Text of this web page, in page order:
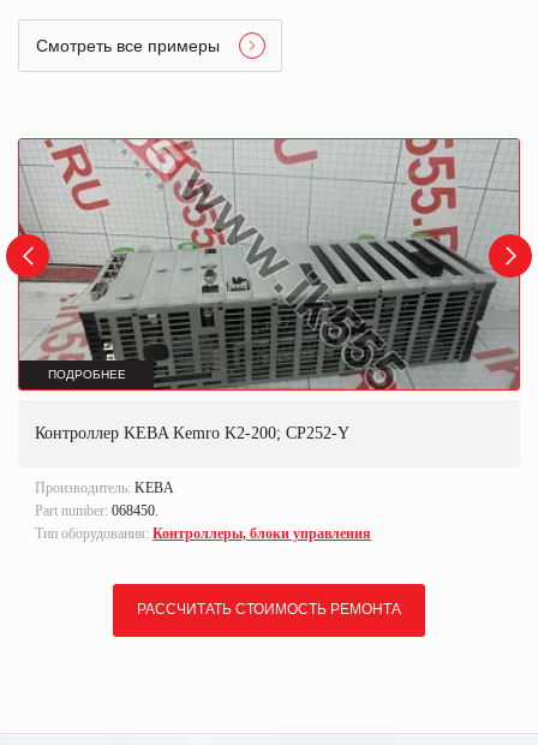
Смотреть все примеры
ПОДРОБНЕЕ
Контроллер KEBA Kemro K2-200; CP252-Y
Производитель: KEBA
Part number: 068450.
Тип оборудования: Контроллеры, блоки управления
РАССЧИТАТЬ СТОИМОСТЬ РЕМОНТА